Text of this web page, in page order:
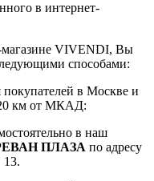
в интернет-
магазине VIVENDI, Вы
способами:
покупателей в Москве и
20 км от МКАД:
в наш
ПЛАЗА по адресу
13.